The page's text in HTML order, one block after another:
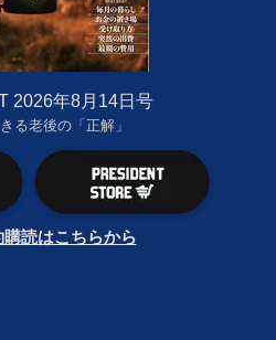
2026年8月14日号
る老後の「正解」
読はこちらから